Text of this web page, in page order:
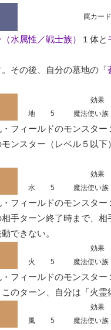
罠カード
水属性／戦士族） １体と
その後、自分の墓地の「
効果
地
5 魔法使い族
フィールドのモンスター
ンスター（レベル５以
効果
水
5 魔法使い族
フィールドのモンスター
手ターン終了時まで、
できない。
効果
火
5 魔法使い族
フィールドのモンスター
のターン、自分は「火霊
効果
風
5 魔法使い族